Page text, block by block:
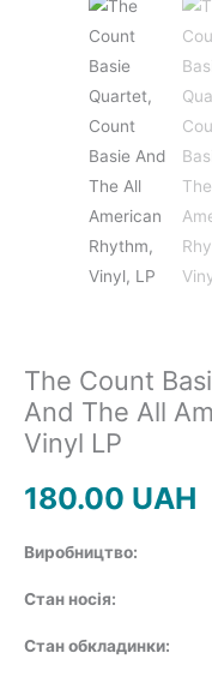
The Count
And The All
Vinyl LP
180.00 UAH
Виробництво:
Стан носія:
Стан обкладинки:
POP